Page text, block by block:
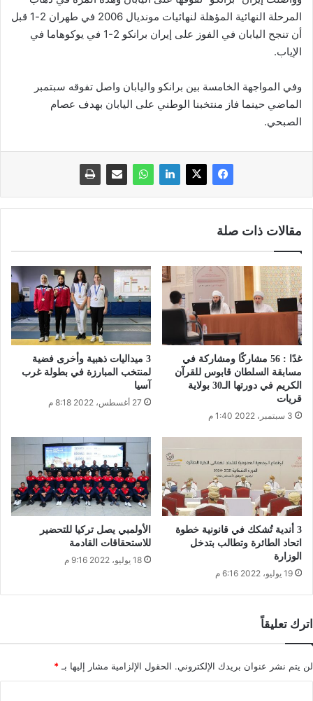
المرحلة النهائية المؤهلة لنهائيات مونديال 2006 في طهران 2-1 قبل
أن تنجح اليابان في الفوز على إيران برانكو 2-1 في يوكوهاما في
الإياب.
وفي المواجهة الخامسة بين برانكو واليابان واصل تفوقه سبتمبر
الماضي حينما فاز منتخبنا الوطني على اليابان بهدف عصام
الصبحي.
مقالات ذات صلة
غدًا : 56 مشاركًا ومشاركة في
مسابقة السلطان قابوس للقرآن
الكريم في دورتها الـ30 بولاية
قريات
3 سبتمبر، 2022 1:40 م
3 ميداليات ذهبية وأخرى فضية
لمنتخب المبارزة في بطولة غرب
آسيا
27 أغسطس، 2022 8:18 م
3 أندية تُشكك في قانونية خطوة
اتحاد الطائرة وتطالب بتدخل
الوزارة
19 يوليو، 2022 6:16 م
الأولمبي يصل تركيا للتحضير
للاستحقاقات القادمة
18 يوليو، 2022 9:16 م
اترك تعليقاً
لن يتم نشر عنوان بريدك الإلكتروني. الحقول الإلزامية مشار إليها بـ *